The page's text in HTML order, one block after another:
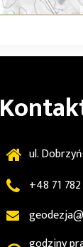
ul.
+48 71